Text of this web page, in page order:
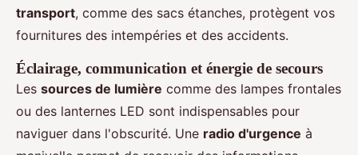
transport, comme des sacs étanches, protègent vos
fournitures des intempéries et des accidents.
Éclairage, communication et énergie de secours
Les sources de lumière comme des lampes frontales
ou des lanternes LED sont indispensables pour
naviguer dans l'obscurité. Une radio d'urgence à